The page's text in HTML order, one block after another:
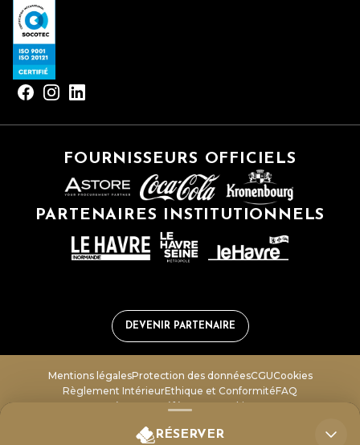
RÉSERVER
FOURNISSEURS OFFICIELS
PARTENAIRES INSTITUTIONNELS
DEVENIR PARTENAIRE
Mentions légalesProtection des donnéesCGUCookies
Règlement IntérieurEthique et ConformitéFAQ
Gérer vos préférences cookies
LICENCE 1 – PLATESV-D-2020-006260 • LICENCE 2 – PLATESV-D-2020-006275 •